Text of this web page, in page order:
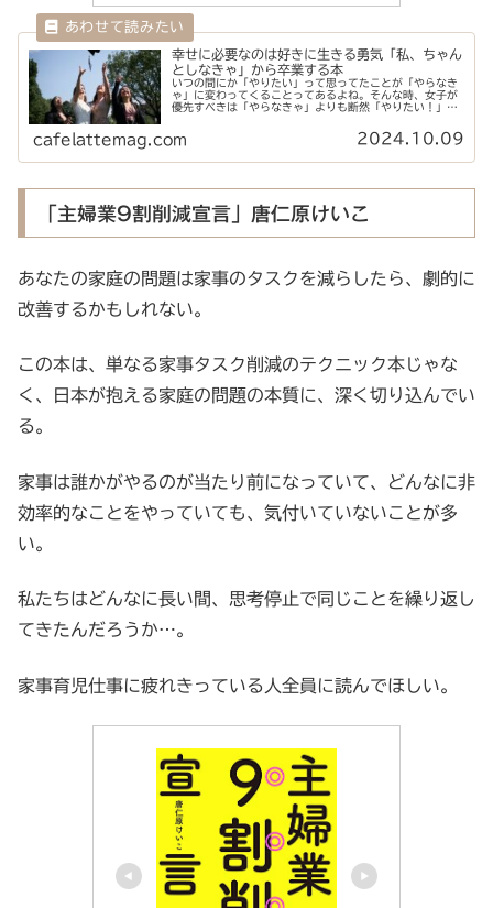
幸せに必要なのは好きに生きる勇気「私、ちゃん
としなきゃ」から卒業する本
いつの間にか「やりたい」って思ってたことが「やらなき
ゃ」に変わってくることってあるよね。そんな時、女子が
優先すべきは「やらなきゃ」よりも断然「やりたい！」女
cafelattemag.com 2024.10.09
「主婦業9割削減宣言」唐仁原けいこ
あなたの家庭の問題は家事のタスクを減らしたら、劇的に
改善するかもしれない。
この本は、単なる家事タスク削減のテクニック本じゃな
く、日本が抱える家庭の問題の本質に、深く切り込んでい
る。
家事は誰かがやるのが当たり前になっていて、どんなに非
効率的なことをやっていても、気付いていないことが多
い。
私たちはどんなに長い間、思考停止で同じことを繰り返し
てきたんだろうか…。
家事育児仕事に疲れきっている人全員に読んでほしい。